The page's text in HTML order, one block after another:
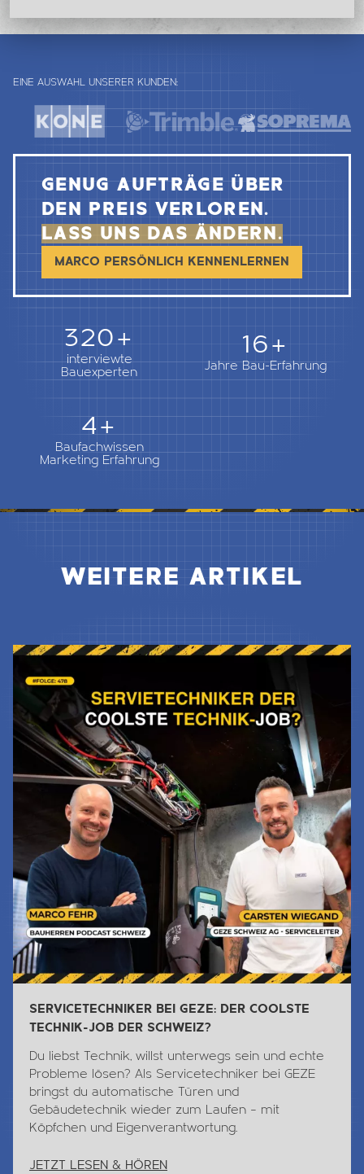
EINE AUSWAHL UNSERER KUNDEN:
GENUG AUFTRÄGE ÜBER
DEN PREIS VERLOREN.
LASS UNS DAS ÄNDERN.
MARCO PERSÖNLICH KENNENLERNEN
362+
interviewte
Bauexperten
18+
Jahre Bau-Erfahrung
5+
Baufachwissen
Marketing Erfahrung
WEITERE ARTIKEL
SERVICETECHNIKER BEI GEZE: DER COOLSTE
TECHNIK-JOB DER SCHWEIZ?
Du liebst Technik, willst unterwegs sein und echte
Probleme lösen? Als Servicetechniker bei GEZE
bringst du automatische Türen und
Gebäudetechnik wieder zum Laufen – mit
Köpfchen und Eigenverantwortung.
JETZT LESEN & HÖREN
Jetzt Lesen & Hören